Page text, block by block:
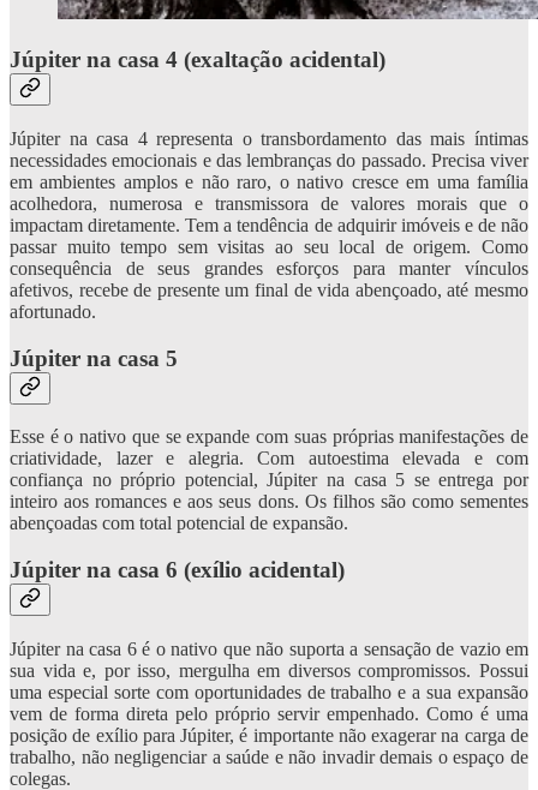
Júpiter na casa 4 (exaltação acidental)
Júpiter na casa 4 representa o transbordamento das mais íntimas
necessidades emocionais e das lembranças do passado. Precisa viver
em ambientes amplos e não raro, o nativo cresce em uma família
acolhedora, numerosa e transmissora de valores morais que o
impactam diretamente. Tem a tendência de adquirir imóveis e de não
passar muito tempo sem visitas ao seu local de origem. Como
consequência de seus grandes esforços para manter vínculos
afetivos, recebe de presente um final de vida abençoado, até mesmo
afortunado.
Júpiter na casa 5
Esse é o nativo que se expande com suas próprias manifestações de
criatividade, lazer e alegria. Com autoestima elevada e com
confiança no próprio potencial, Júpiter na casa 5 se entrega por
inteiro aos romances e aos seus dons. Os filhos são como sementes
abençoadas com total potencial de expansão.
Júpiter na casa 6 (exílio acidental)
Júpiter na casa 6 é o nativo que não suporta a sensação de vazio em
sua vida e, por isso, mergulha em diversos compromissos. Possui
uma especial sorte com oportunidades de trabalho e a sua expansão
vem de forma direta pelo próprio servir empenhado. Como é uma
posição de exílio para Júpiter, é importante não exagerar na carga de
trabalho, não negligenciar a saúde e não invadir demais o espaço de
colegas.